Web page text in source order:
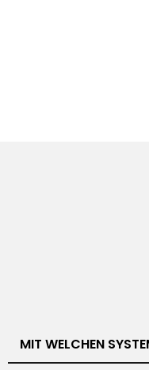
MIT WELCHEN